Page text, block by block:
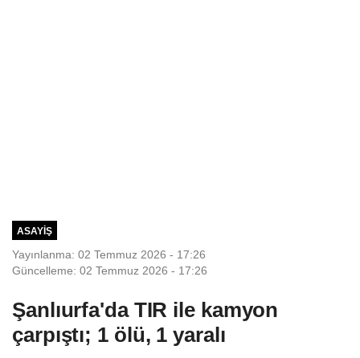
ASAYIŞ
Yayınlanma: 02 Temmuz 2026 - 17:26
Güncelleme: 02 Temmuz 2026 - 17:26
Şanlıurfa'da TIR ile kamyon
çarpıştı; 1 ölü, 1 yaralı